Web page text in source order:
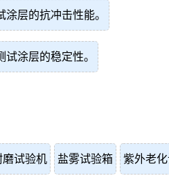
层的抗冲击性能。
涂层的稳定性。
磨试验机 盐雾试验箱 紫外老